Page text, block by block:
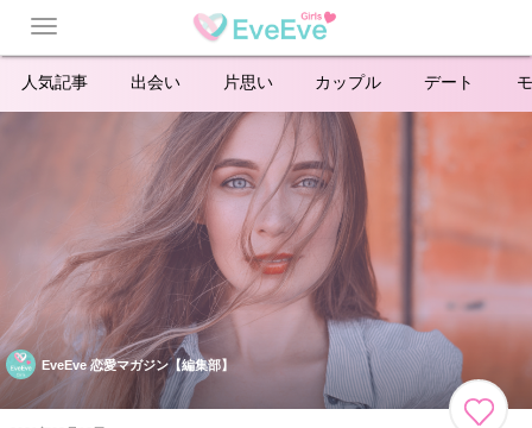
人気記事 出会い 片思い カップル デート
Toggle
navigation
EveEve 恋愛マガジン【編集部】